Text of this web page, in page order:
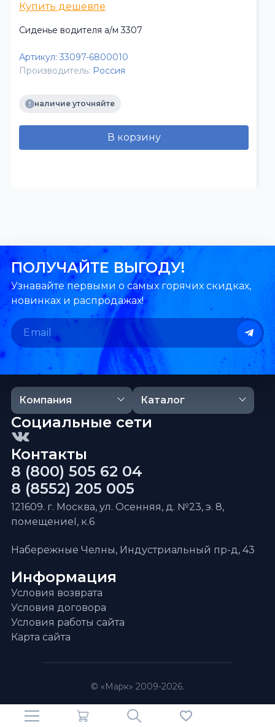
Купить дешевле
Сиденье водителя а/м 3307
Артикул: 33097-6800010
Производитель: Россия
наличие уточняйте
В корзину
ПОЛУЧАЙТЕ ВЫГОДУ!
Узнавайте первыми о самых горячих скидках,
новинках и распродажах!
Компания Каталог
Информация
Условия возврата
Условия договора
Условия работы сайта
Карта сайта
Контакты
8 (800) 505 62 04
8 (8552) 205 005
121609. г. Москва, ул. Осенняя, д. №23, э. 8,
помещениеI, к.6
Набережные Челны, Индустриальный пр-д, 43
Социальные сети
© «Марк» 2009-2026.